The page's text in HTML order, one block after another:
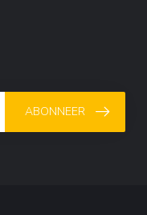
ABONNEER